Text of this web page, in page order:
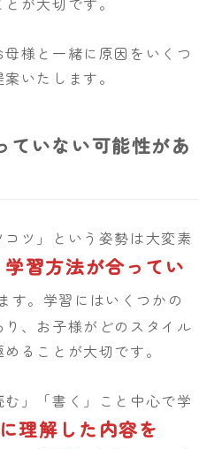
様と一緒に原因をいくつ
いたします。
ていない可能性があ
ツ」という姿勢は大変素
学習方法が合ってい
す。学習にはいくつかの
、お子様がどのスタイル
ることが大切です。
」「書く」こと中心で学
理解した内容を